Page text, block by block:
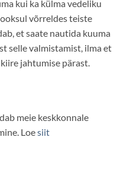
kui ka külma vedeliku
võrreldes teiste
et saate nautida kuuma
selle valmistamist, ilma et
jahtumise pärast.
meie keskkonnale
Loesiit